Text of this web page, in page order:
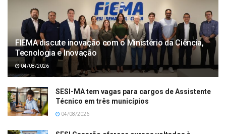
FIEMA discute inovação com o Ministério da Ciência,
Tecnologia e Inovação
04/08/2026
SESI-MA tem vagas para cargos de Assistente
Técnico em três municípios
04/08/2026